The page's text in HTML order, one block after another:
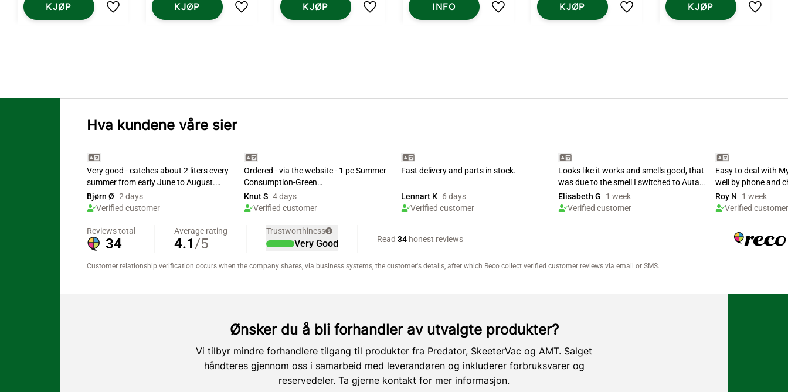
Lagre som favoritt
KJØP
Lagre som favoritt
KJØP
Lagre som favoritt
KJØP
Lagre som favoritt
INFO
Lagre som favoritt
KJØP
Lagre
KJØP
Hva kundene våre sier
Ønsker du å bli forhandler av utvalgte produkter?
Vi tilbyr mindre forhandlere tilgang til produkter fra Predator, SkeeterVac og AMT. Salget
håndteres gjennom oss i samarbeid med leverandøren og inkluderer forbruksvarer og
reservedeler. Ta gjerne kontakt for mer informasjon.